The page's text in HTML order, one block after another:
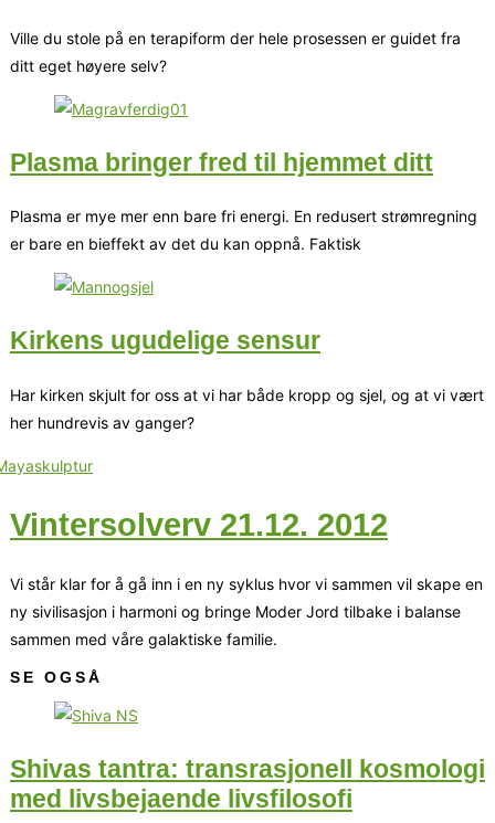
Ville du stole på en terapiform der hele prosessen er guidet fra
ditt eget høyere selv?
Plasma bringer fred til hjemmet ditt
Plasma er mye mer enn bare fri energi. En redusert strømregning
er bare en bieffekt av det du kan oppnå. Faktisk
Kirkens ugudelige sensur
Har kirken skjult for oss at vi har både kropp og sjel, og at vi vært
her hundrevis av ganger?
Vintersolverv 21.12. 2012
Vi står klar for å gå inn i en ny syklus hvor vi sammen vil skape en
ny sivilisasjon i harmoni og bringe Moder Jord tilbake i balanse
sammen med våre galaktiske familie.
SE OGSÅ
Shivas tantra: transrasjonell kosmologi
med livsbejaende livsfilosofi